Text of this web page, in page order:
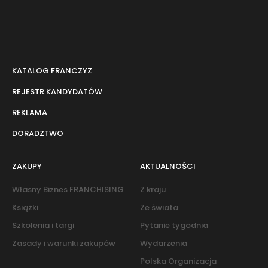
KATALOG FRANCZYZ
REJESTR KANDYDATÓW
REKLAMA
DORADZTWO
ZAKUPY
Własny Biznes FRANCHISING
Książki
Szkolenia i targi
Zasady i warunki zakupów
AKTUALNOŚCI
Z kraju
Ze świata
Pytanie tygodnia
Wydarzenia
Polska Organizacja